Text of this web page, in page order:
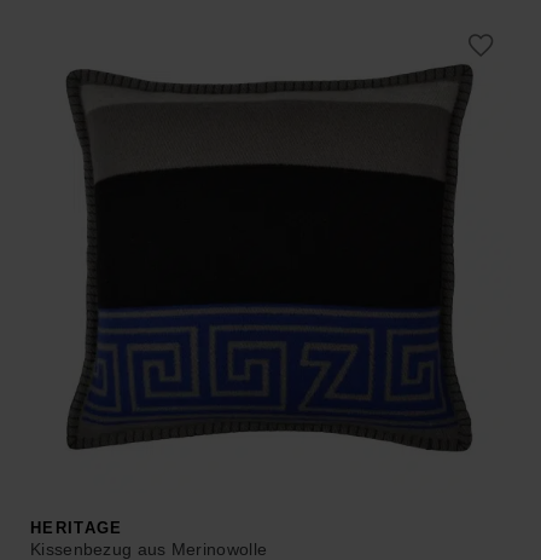
HERITAGE
Kissenbezug aus Merinowolle